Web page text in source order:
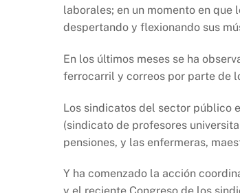
laborales; en un momento en
despertando y flexionando sus
En los últimos meses se ha
ferrocarril y correos por parte de
Los sindicatos del sector público
(sindicato de profesores
pensiones, y las enfermeras,
Y ha comenzado la acción